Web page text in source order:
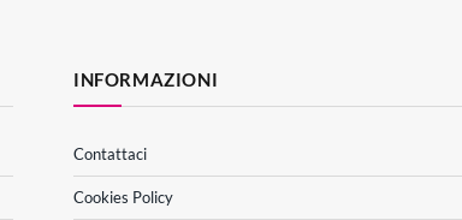
INFORMAZIONI
Contattaci
Cookies Policy